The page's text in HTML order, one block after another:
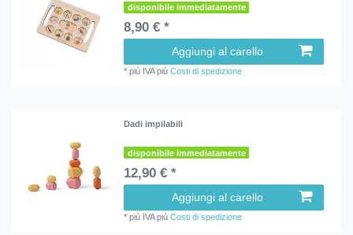
disponibile immediatamente
8,90 € *
Aggiungi al carello
*più IVApiùCosti di spedizione
Dadi impilabili
disponibile immediatamente
12,90 € *
Aggiungi al carello
*più IVApiùCosti di spedizione